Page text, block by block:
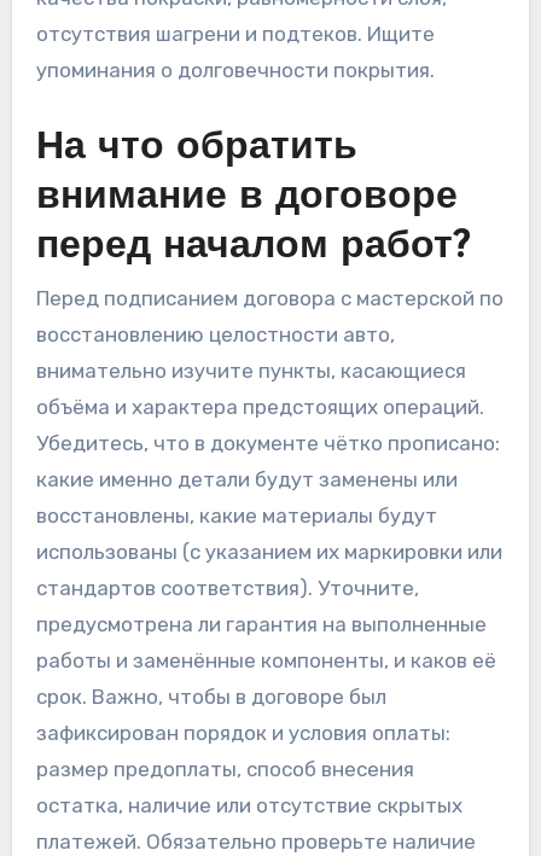
отсутствия шагрени и подтеков. Ищите
упоминания о долговечности покрытия.
На что обратить
внимание в договоре
перед началом работ?
Перед подписанием договора с мастерской по
восстановлению целостности авто,
внимательно изучите пункты, касающиеся
объёма и характера предстоящих операций.
Убедитесь, что в документе чётко прописано:
какие именно детали будут заменены или
восстановлены, какие материалы будут
использованы (с указанием их маркировки или
стандартов соответствия). Уточните,
предусмотрена ли гарантия на выполненные
работы и заменённые компоненты, и каков её
срок. Важно, чтобы в договоре был
зафиксирован порядок и условия оплаты:
размер предоплаты, способ внесения
остатка, наличие или отсутствие скрытых
платежей. Обязательно проверьте наличие